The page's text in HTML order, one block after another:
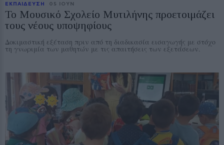
ΕΚΠΑΙΔΕΥΣΗ 05 ΙΟΥΝ
Το Μουσικό Σχολείο Μυτιλήνης προετοιμάζει
τους νέους υποψηφίους
Δοκιμαστική εξέταση πριν από τη διαδικασία εισαγωγής με στόχο
τη γνωριμία των μαθητών με τις απαιτήσεις των εξετάσεων.